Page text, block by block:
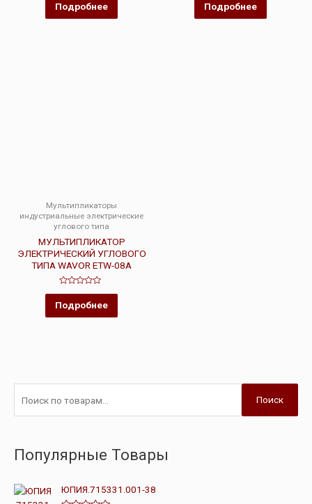
из
Подробнее
из
Подробнее
Мультипликаторы
индустриальные электрические
углового типа
МУЛЬТИПЛИКАТОР
ЭЛЕКТРИЧЕСКИЙ УГЛОВОГО
ТИПА WAVOR ETW-08A
Оценка
из
Подробнее
Поиск
Популярные Товары
ЮПИЯ.715331.001-38